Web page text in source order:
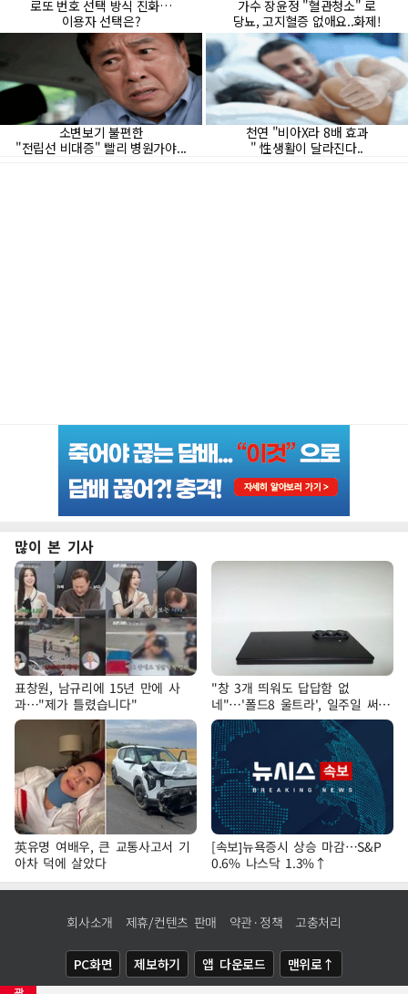
많이 본 기사
표창원, 남규리에 15년 만에 사
과…"제가 틀렸습니다"
"창 3개 띄워도 답답함 없
네"…'폴드8 울트라', 일주일 써보
니
英유명 여배우, 큰 교통사고서 기
아차 덕에 살았다
[속보]뉴욕증시 상승 마감…S&P
0.6% 나스닥 1.3%↑
회사소개 제휴/컨텐츠 판매 약관·정책 고충처리
PC화면 제보하기 앱 다운로드 맨위로↑